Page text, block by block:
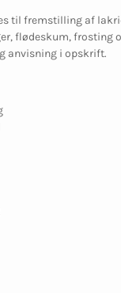
til fremstilling af
flødeskum, frosting
anvisning i opskrift.